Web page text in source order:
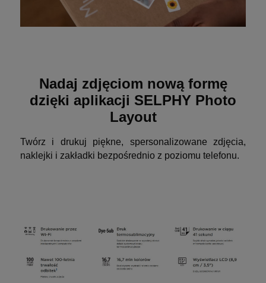
Nadaj zdjęciom nową formę
dzięki aplikacji SELPHY Photo
Layout
Twórz i drukuj piękne, spersonalizowane zdjęcia,
naklejki i zakładki bezpośrednio z poziomu telefonu.